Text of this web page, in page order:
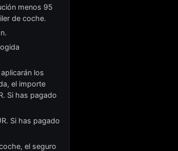
menos 95
de coche.
los
el importe
Si has pagado
Si has pagado
el seguro